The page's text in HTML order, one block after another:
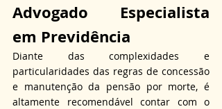
Advogado Especialista
em Previdência
Diante das complexidades e
particularidades das regras de concessão
e manutenção da pensão por morte, é
altamente recomendável contar com o